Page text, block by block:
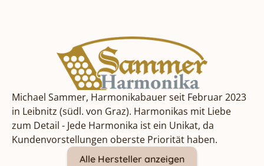
Michael Sammer, Harmonikabauer seit Februar 2023
in Leibnitz (südl. von Graz). Harmonikas mit Liebe
zum Detail - Jede Harmonika ist ein Unikat, da
Kundenvorstellungen oberste Priorität haben.
Alle Hersteller anzeigen